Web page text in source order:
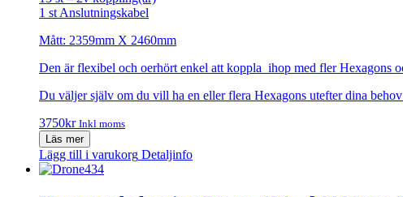
1 st Anslutningskabel
Mått: 2359mm X 2460mm
Den är flexibel och oerhört enkel att koppla ihop med fler Hexagons
Du väljer själv om du vill ha en eller flera Hexagons utefter dina
3750kr Inkl moms
Läs mer
Lägg till i varukorg Detaljinfo